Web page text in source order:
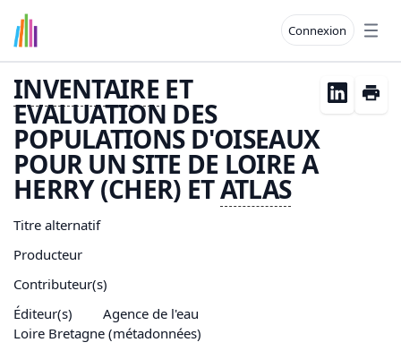
Connexion
INVENTAIRE ET
EVALUATION DES
POPULATIONS D'OISEAUX
POUR UN SITE DE LOIRE A
HERRY (CHER) ETATLAS
Titre alternatif
Producteur
Contributeur(s)
Éditeur(s)
Agence de l'eau
Loire Bretagne (métadonnées)